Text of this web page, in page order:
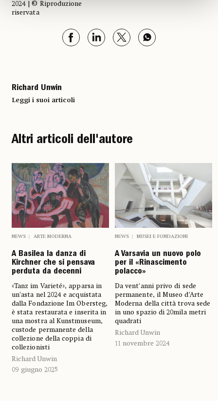
2024 | © Riproduzione
riservata
Richard Unwin
Leggi i suoi articoli
Altri articoli dell'autore
NEWS ARTE MODERNA
A Basilea la danza di
Kirchner che si pensava
perduta da decenni
«Tanz im Varieté», apparsa in
un’asta nel 2024 e acquistata
dalla Fondazione Im Obersteg,
è stata restaurata e inserita in
una mostra al Kunstmuseum,
custode permanente della
collezione della coppia di
collezionisti
Richard Unwin
09 giugno 2025
NEWS MUSEI E FONDAZIONI
A Varsavia un nuovo polo
per il «Rinascimento
polacco»
Da vent’anni privo di sede
permanente, il Museo d’Arte
Moderna della città trova sede
in uno spazio di 20mila metri
quadrati
Richard Unwin
11 novembre 2024